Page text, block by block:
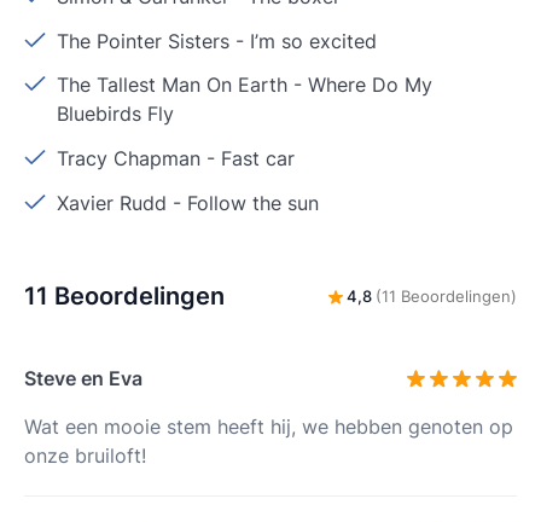
The Pointer Sisters - I’m so excited
The Tallest Man On Earth -Where Do My
Bluebirds Fly
Tracy Chapman - Fast car
Xavier Rudd - Follow the sun
11 Beoordelingen 4,8 (11 Beoordelingen)
Steve en Eva
Wat een mooie stem heeft hij, we hebben genoten op
onze bruiloft!